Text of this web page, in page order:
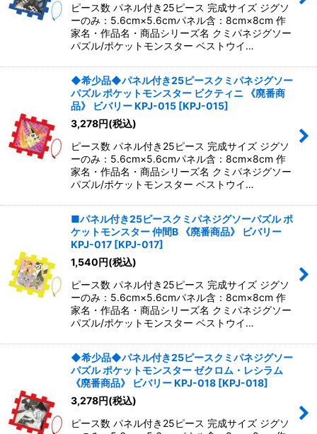
ピース数 パネル付き25ピース 完成サイズ ジグソ
ーのみ：5.6cm×5.6cmパネル含：8cm×8cm 作
家名・作品名・商品シリーズ名 クミパネジグソー
パズル/ポケットモンスター ベストウイ…
◆希少品◆パネル付き25ピースクミパネジグソー
パズル ポケットモンスター ビクティニ 《廃番商
品》 ビバリー KPJ-015 [KPJ-015]
3,278円(税込)
ピース数 パネル付き25ピース 完成サイズ ジグソ
ーのみ：5.6cm×5.6cmパネル含：8cm×8cm 作
家名・作品名・商品シリーズ名 クミパネジグソー
パズル/ポケットモンスター ベストウイ…
■パネル付き25ピースクミパネジグソーパズル ポ
ケットモンスター 仲間B 《廃番商品》 ビバリー
KPJ-017 [KPJ-017]
1,540円(税込)
ピース数 パネル付き25ピース 完成サイズ ジグソ
ーのみ：5.6cm×5.6cmパネル含：8cm×8cm 作
家名・作品名・商品シリーズ名 クミパネジグソー
パズル/ポケットモンスター ベストウイ…
◆希少品◆パネル付き25ピースクミパネジグソー
パズル ポケットモンスター ゼクロム・レシラム
《廃番商品》 ビバリー KPJ-018 [KPJ-018]
3,278円(税込)
ピース数 パネル付き25ピース 完成サイズ ジグソ